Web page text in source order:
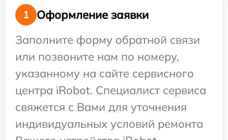
1
Оформление заявки
Заполните форму обратной связи
или позвоните нам по номеру,
указанному на сайте сервисного
центра iRobot. Специалист сервиса
свяжется с Вами для уточнения
индивидуальных условий ремонта